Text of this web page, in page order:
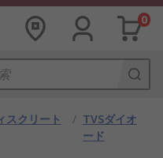
0
スクリート
/ TVSダイオ
ード